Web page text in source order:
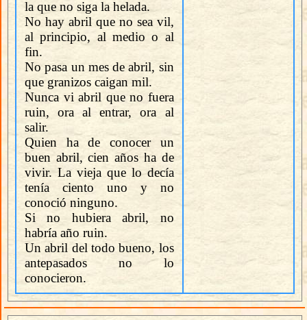
la que no siga la helada.
No hay abril que no sea vil,
al principio, al medio o al
fin.
No pasa un mes de abril, sin
que granizos caigan mil.
Nunca vi abril que no fuera
ruin, ora al entrar, ora al
salir.
Quien ha de conocer un
buen abril, cien años ha de
vivir. La vieja que lo decía
tenía ciento uno y no
conoció ninguno.
Si no hubiera abril, no
habría año ruin.
Un abril del todo bueno, los
antepasados no lo
conocieron.